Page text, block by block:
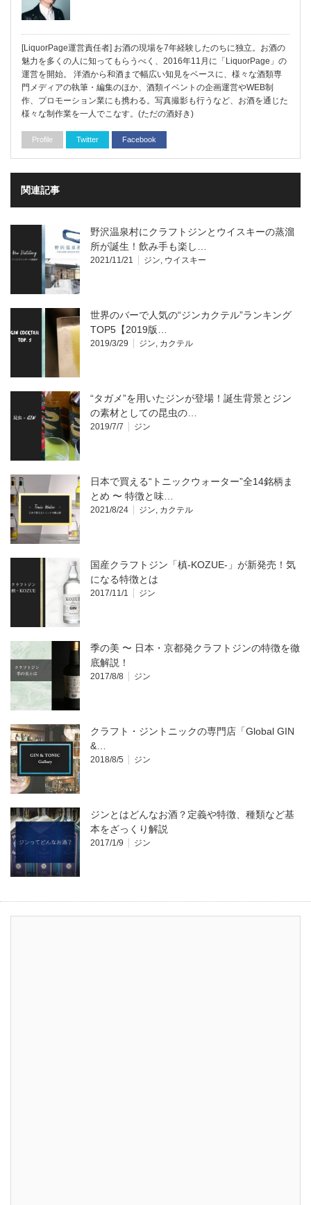
[LiquorPage運営責任者] お酒の現場を7年経験したのちに独立。お酒の
魅力を多くの人に知ってもらうべく、2016年11月に「LiquorPage」の
運営を開始。 洋酒から和酒まで幅広い知見をベースに、様々な酒類専
門メディアの執筆・編集のほか、酒類イベントの企画運営やWEB制
作、プロモーション業にも携わる。写真撮影も行うなど、お酒を通じた
様々な制作業を一人でこなす。(ただの酒好き)
Profile Twitter Facebook
関連記事
野沢温泉村にクラフトジンとウイスキーの蒸溜
所が誕生！飲み手も楽し…
2021/11/21 ジン, ウイスキー
世界のバーで人気の“ジンカクテル”ランキング
TOP5【2019版…
2019/3/29 ジン, カクテル
“タガメ”を用いたジンが登場！誕生背景とジン
の素材としての昆虫の…
2019/7/7 ジン
日本で買える“トニックウォーター”全14銘柄ま
とめ 〜 特徴と味…
2021/8/24 ジン, カクテル
国産クラフトジン「槙-KOZUE-」が新発売！気
になる特徴とは
2017/11/1 ジン
季の美 〜 日本・京都発クラフトジンの特徴を徹
底解説！
2017/8/8 ジン
クラフト・ジントニックの専門店「Global GIN
&…
2018/8/5 ジン
ジンとはどんなお酒？定義や特徴、種類など基
本をざっくり解説
2017/1/9 ジン